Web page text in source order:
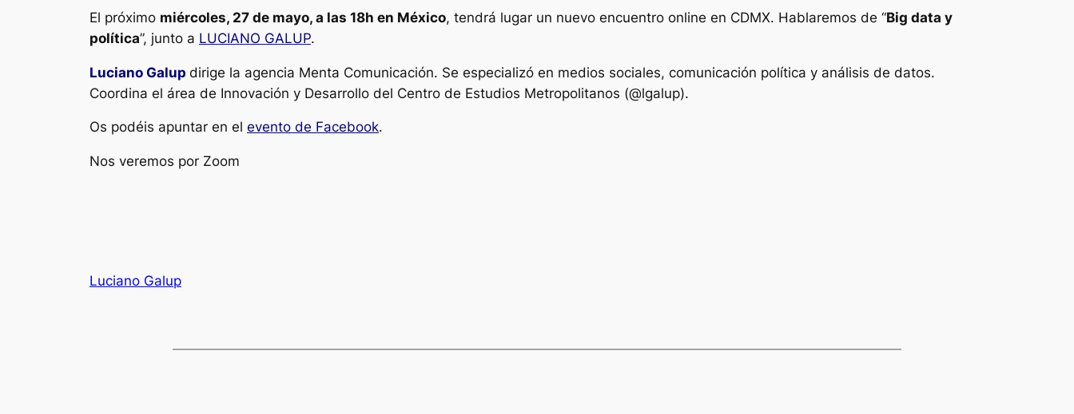
El próximo miércoles, 27 de mayo, a las 18h en México, tendrá lugar un nuevo encuentro online en CDMX. Hablaremos de “Big data y
política”, junto a LUCIANO GALUP.
Luciano Galup dirige la agencia Menta Comunicación. Se especializó en medios sociales, comunicación política y análisis de datos.
Coordina el área de Innovación y Desarrollo del Centro de Estudios Metropolitanos (@lgalup).
Os podéis apuntar en el evento de Facebook.
Nos veremos por Zoom
Luciano Galup